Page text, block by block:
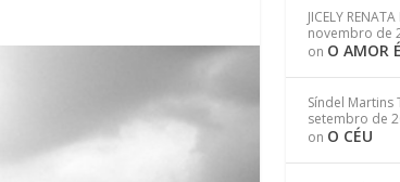
JICELY
novembro de
on O AMOR
Síndel Martins
setembro de
on O CÉU